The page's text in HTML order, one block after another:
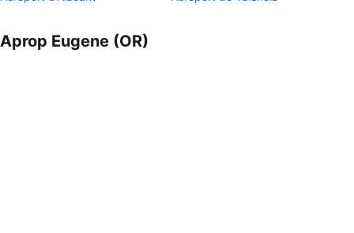
Aprop Eugene (OR)